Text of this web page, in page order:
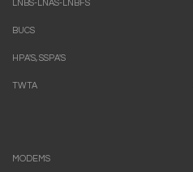
LNBS-LNAS-LNBFS
BUCS
HPA'S, SSPA'S
TWTA
MODEMS